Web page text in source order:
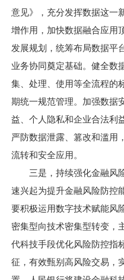
意见》，充分发挥数据这一
增作用，加快数据融合应用
发展规划，统筹布局数据平
业务协同奠定基础。健全数
集、处理、使用等全流程的
期统一规范管理。加强数据
益、个人隐私和企业合法利
严防数据泄露、篡改和滥用
流转和安全应用。
三是，持续强化金融风险
速兴起为提升金融风险防控
要积极运用数字技术赋能风
密集型向技术密集型转变，
代科技手段优化风险防控指
征，有效甄别高风险交易，